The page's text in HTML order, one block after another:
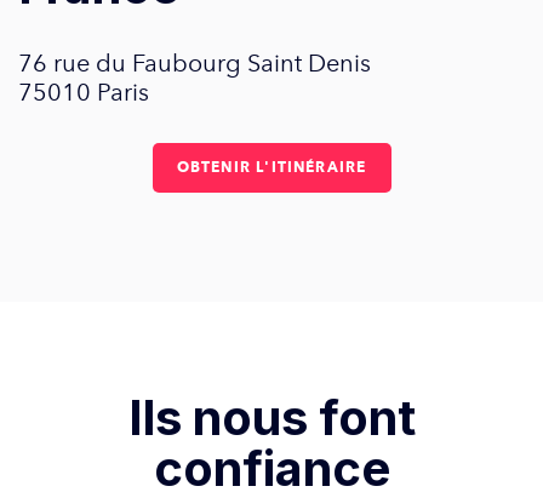
76 rue du Faubourg Saint Denis
75010 Paris
OBTENIR L'ITINÉRAIRE
Ils nous font
confiance